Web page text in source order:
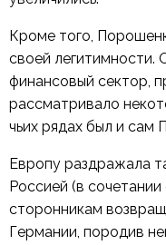
Кроме того,
своей легитимности.
финансовый сектор,
рассматривало
чьих рядах был и сам
Европу раздражала
Россией (в
сторонникам
Германии, породив